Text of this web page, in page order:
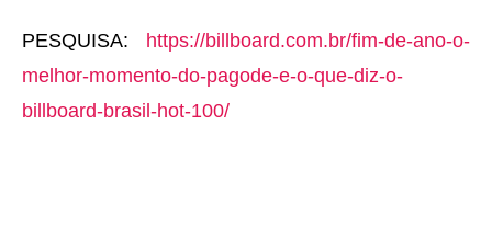
PESQUISA: https://billboard.com.br/fim-de-ano-o-
melhor-momento-do-pagode-e-o-que-diz-o-
billboard-brasil-hot-100/